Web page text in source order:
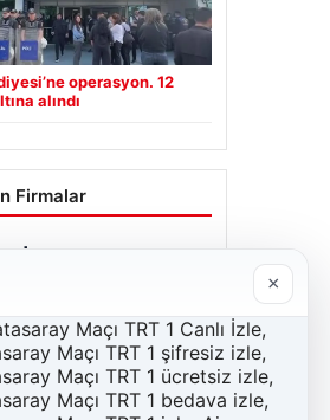
operasyon. 12
alındı
Firmalar
×